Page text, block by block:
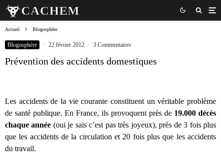
Accueil Blogosphère
Blogosphère · 22 février 2012 · 3 Commentaires
Prévention des accidents domestiques
Les accidents de la vie courante constituent un véritable problème
de santé publique. En France, ils provoquent près de 19.000 décès
chaque année (oui je sais c’est pas très joyeux), près de 3 fois plus
que les accidents de la circulation et 20 fois plus que les accidents
du travail.